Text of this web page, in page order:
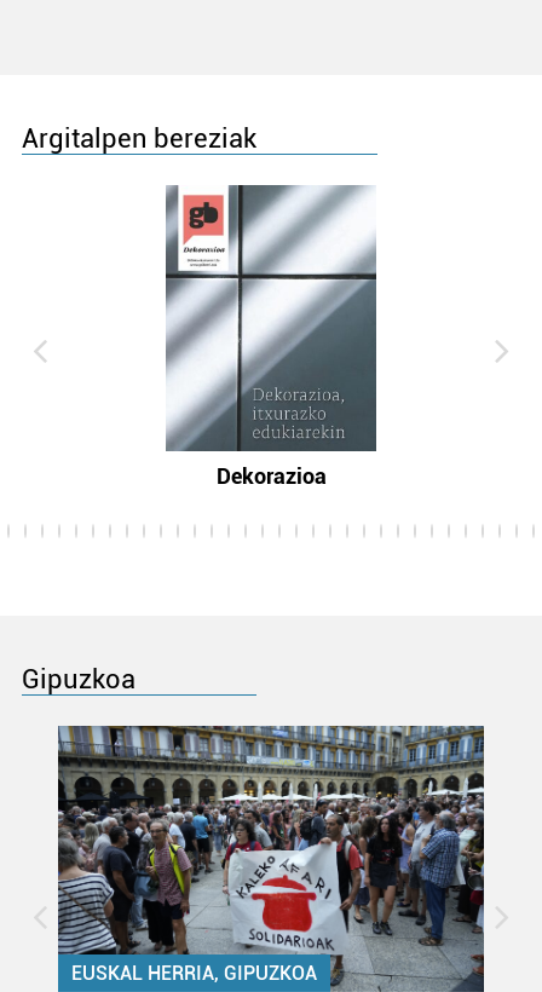
Argitalpen bereziak
Dekorazioa
Gipuzkoa
EUSKAL HERRIA, GIPUZKOA